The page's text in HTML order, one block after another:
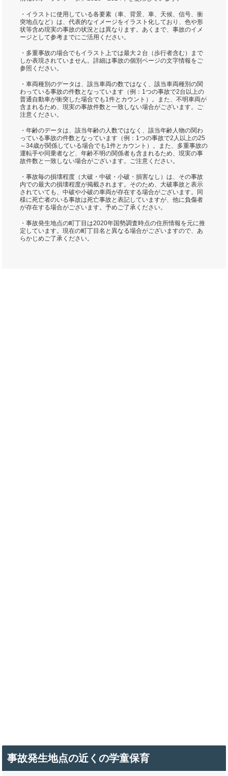
・イラストに使用している各要素（車、背景、車、天候、信号、衝
突地点など）は、代表的なイメージをイラスト化しており、色や形
状等含め現実の事故の状況とは異なります。あくまで、事故のイメ
ージとして参考までにご活用ください。
・多重事故の場合でもイラスト上では最大２台（歩行者含む）まで
しか表現されていません。詳細は事故の個別ページの文字情報をご
参照ください。
・車両種別のデータは、該当車両の数ではなく、該当車両種別の関
わっている事故の件数となっています（例：1つの事故で2台以上の
普通自動車が衝突した場合でも1件とカウント）。また、不明車両が
含まれるため、現実の事故件数と一致しない場合がございます。ご
注意ください。
・年齢のデータは、該当年齢の人数ではなく、該当年齢人物の関わ
っている事故の件数となっています（例：1つの事故で2人以上の25
～34歳が関係している場合でも1件とカウント）。また、多重事故の
運転手や同乗者など、年齢不明の関係者も含まれるため、現実の事
故件数と一致しない場合がございます。ご注意ください。
・事故毎の損壊程度（大破・中破・小破・損害なし）は、その事故
内での最大の損壊程度が掲載されます。そのため、大破事故と表示
されていても、中破や小破の車両が存在する場合がございます。同
様に死亡者のいる事故は死亡事故と表記していますが、他に負傷者
が存在する場合がございます。予めご了承ください。
・事故発生地点の町丁目は2020年国勢調査時点の住所情報を元に推
定しています。現在の町丁目名と異なる場合がございますので、あ
らかじめご了承ください。
事故発生地点の近くの学童保育